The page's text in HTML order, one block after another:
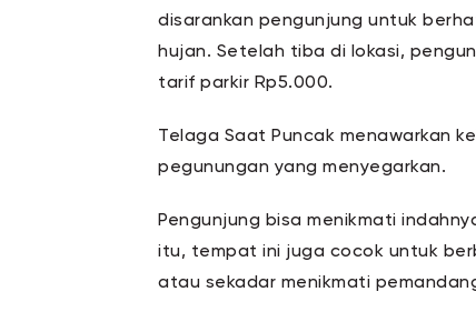
disarankan pengunjung untuk
hujan. Setelah tiba di lokasi,
tarif parkir Rp5.000.
Telaga Saat Puncak menawarkan
pegunungan yang menyegarkan.
Pengunjung bisa menikmati
itu, tempat ini juga cocok untuk
atau sekadar menikmati